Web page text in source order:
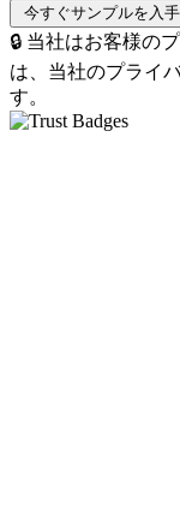
🔒 当社はお客様の
は、当社のプライ
す。